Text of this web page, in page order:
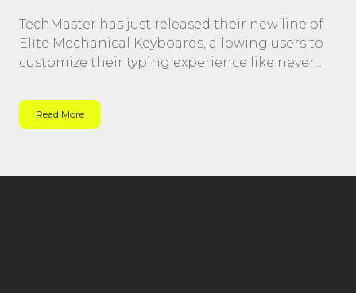
TechMaster has just released their new line of
Elite Mechanical Keyboards, allowing users to
customize their typing experience like never...
Read More